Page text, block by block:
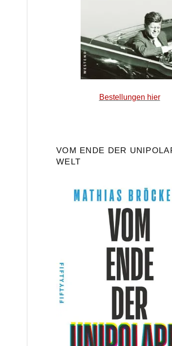
Bestellungen hier
VOM ENDE DER
WELT